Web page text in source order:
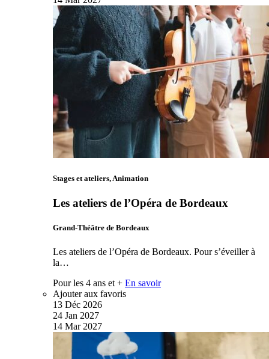
Stages et ateliers, Animation
Les ateliers de l’Opéra de Bordeaux
Grand-Théâtre de Bordeaux
Les ateliers de l’Opéra de Bordeaux. Pour s’éveiller à
la…
Pour les 4 ans et + En savoir
Ajouter aux favoris
13 Déc 2026
24 Jan 2027
14 Mar 2027